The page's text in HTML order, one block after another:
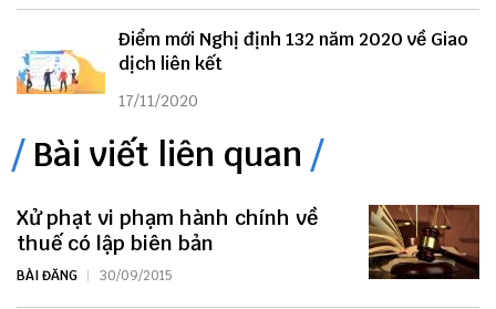
Điểm mới Nghị định 132 năm 2020 về Giao
dịch liên kết
17/11/2020
Bài viết liên quan
Xử phạt vi phạm hành chính về
thuế có lập biên bản
BÀI ĐĂNG 30/09/2015